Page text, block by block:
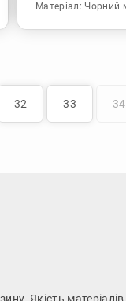
Матеріал: Чорний
32 33 34